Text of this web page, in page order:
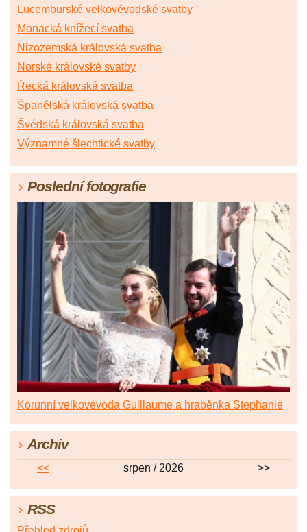
Lucemburské velkovévodské svatby
Monacká knížecí svatba
Nizozemská královská svatba
Norské královské svatby
Řecká královská svatba
Španělská královská svatba
Švédská královská svatba
Významné šlechtické svatby
Poslední fotografie
Korunní velkovévoda Guillaume a hraběnka Stephanie
Archiv
<< srpen / 2026 >>
RSS